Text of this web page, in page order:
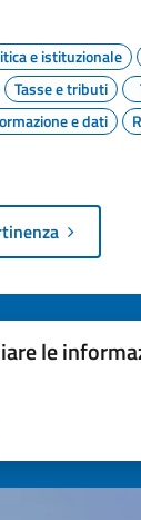
e istituzionale
Tasse e tributi
e dati
le
5 stelle su 5
su 5
su 5
5